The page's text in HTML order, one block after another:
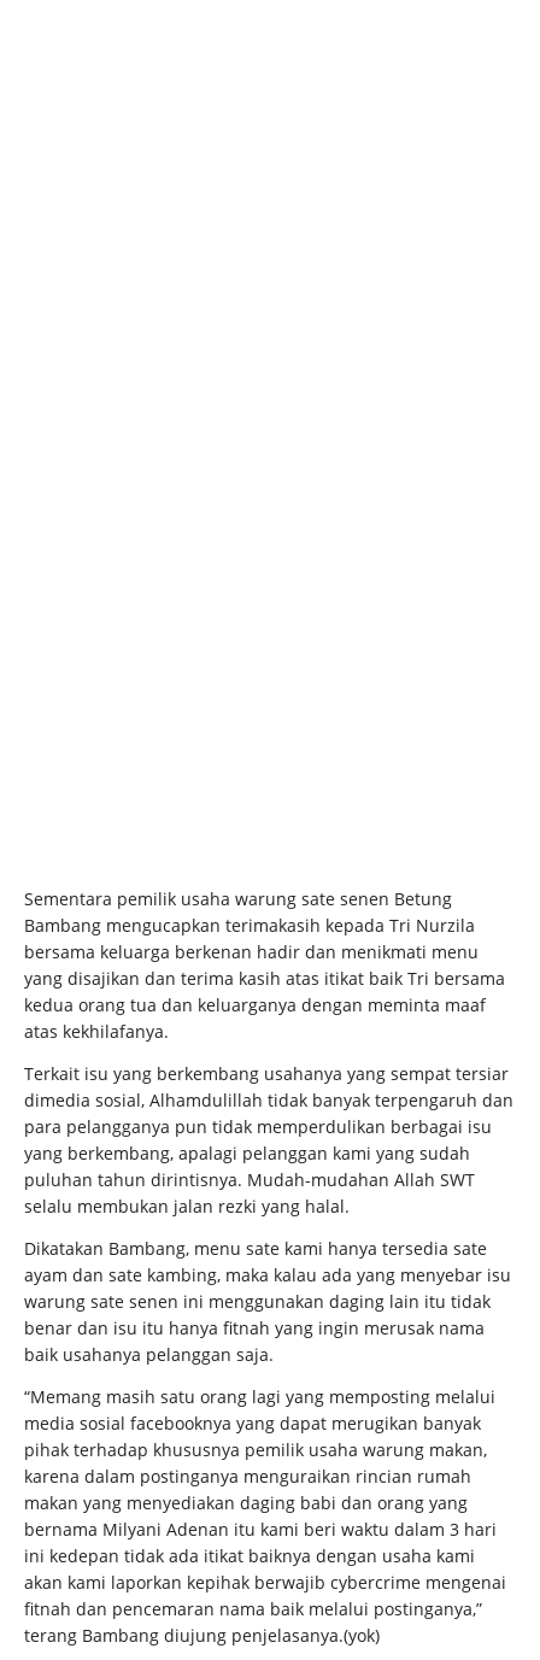
Sementara pemilik usaha warung sate senen Betung
Bambang mengucapkan terimakasih kepada Tri Nurzila
bersama keluarga berkenan hadir dan menikmati menu
yang disajikan dan terima kasih atas itikat baik Tri bersama
kedua orang tua dan keluarganya dengan meminta maaf
atas kekhilafanya.
Terkait isu yang berkembang usahanya yang sempat tersiar
dimedia sosial, Alhamdulillah tidak banyak terpengaruh dan
para pelangganya pun tidak memperdulikan berbagai isu
yang berkembang, apalagi pelanggan kami yang sudah
puluhan tahun dirintisnya. Mudah-mudahan Allah SWT
selalu membukan jalan rezki yang halal.
Dikatakan Bambang, menu sate kami hanya tersedia sate
ayam dan sate kambing, maka kalau ada yang menyebar isu
warung sate senen ini menggunakan daging lain itu tidak
benar dan isu itu hanya fitnah yang ingin merusak nama
baik usahanya pelanggan saja.
“Memang masih satu orang lagi yang memposting melalui
media sosial facebooknya yang dapat merugikan banyak
pihak terhadap khususnya pemilik usaha warung makan,
karena dalam postinganya menguraikan rincian rumah
makan yang menyediakan daging babi dan orang yang
bernama Milyani Adenan itu kami beri waktu dalam 3 hari
ini kedepan tidak ada itikat baiknya dengan usaha kami
akan kami laporkan kepihak berwajib cybercrime mengenai
fitnah dan pencemaran nama baik melalui postinganya,”
terang Bambang diujung penjelasanya.(yok)